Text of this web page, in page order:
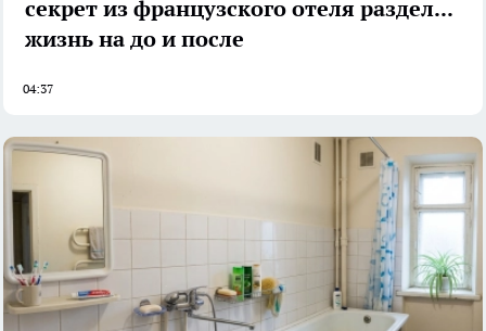
секрет из французского отеля разделил
жизнь на до и после
04:37